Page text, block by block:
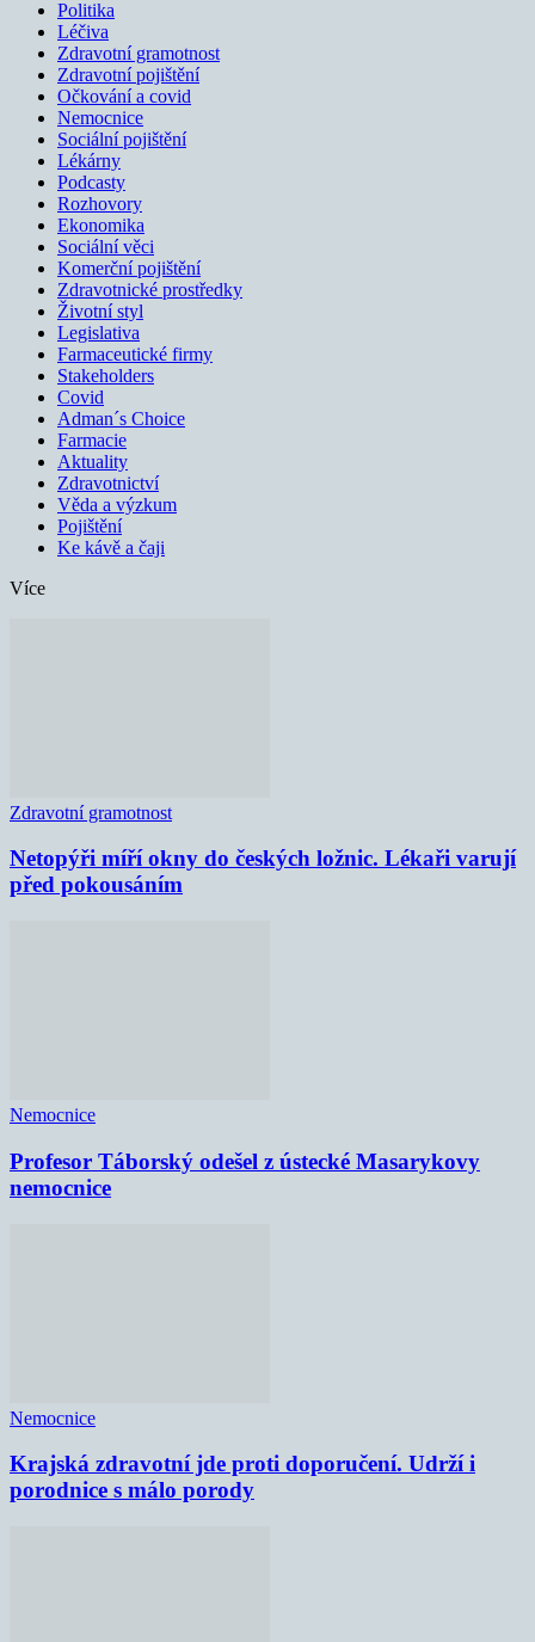
Politika
Léčiva
Zdravotní gramotnost
Zdravotní pojištění
Očkování a covid
Nemocnice
Sociální pojištění
Lékárny
Podcasty
Rozhovory
Ekonomika
Sociální věci
Komerční pojištění
Zdravotnické prostředky
Životní styl
Legislativa
Farmaceutické firmy
Stakeholders
Covid
Adman´s Choice
Farmacie
Aktuality
Zdravotnictví
Věda a výzkum
Pojištění
Ke kávě a čaji
Více
Zdravotní gramotnost
Netopýři míří okny do českých ložnic. Lékaři varují
před pokousáním
Nemocnice
Profesor Táborský odešel z ústecké Masarykovy
nemocnice
Nemocnice
Krajská zdravotní jde proti doporučení. Udrží i
porodnice s málo porody